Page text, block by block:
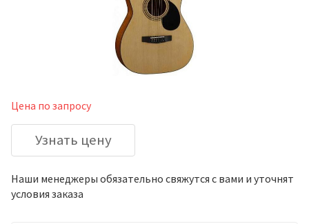
Цена по запросу
Узнать цену
Наши менеджеры обязательно свяжутся с вами и уточнят
условия заказа